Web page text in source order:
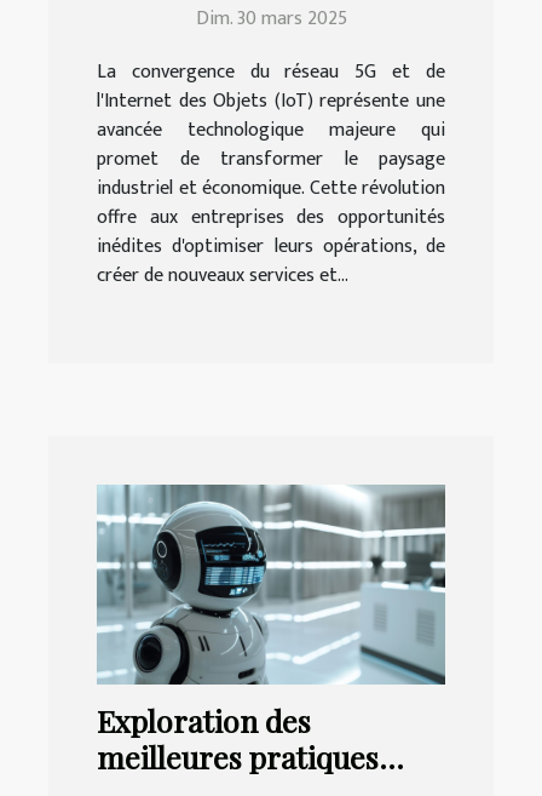
cette révolution
Dim. 30 mars 2025
La convergence du réseau 5G et de
l'Internet des Objets (IoT) représente une
avancée technologique majeure qui
promet de transformer le paysage
industriel et économique. Cette révolution
offre aux entreprises des opportunités
inédites d'optimiser leurs opérations, de
créer de nouveaux services et...
Exploration des
meilleures pratiques